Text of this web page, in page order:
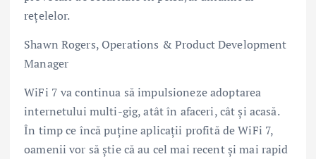
rețelelor.
Shawn Rogers, Operations & Product Development
Manager
WiFi 7 va continua să impulsioneze adoptarea
internetului multi-gig, atât în afaceri, cât și acasă.
În timp ce încă puține aplicații profită de WiFi 7,
oamenii vor să știe că au cel mai recent și mai rapid